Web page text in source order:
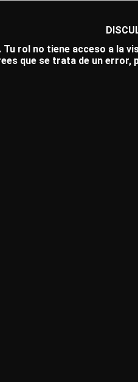
Tu rol no tiene acceso a la
que se trata de un